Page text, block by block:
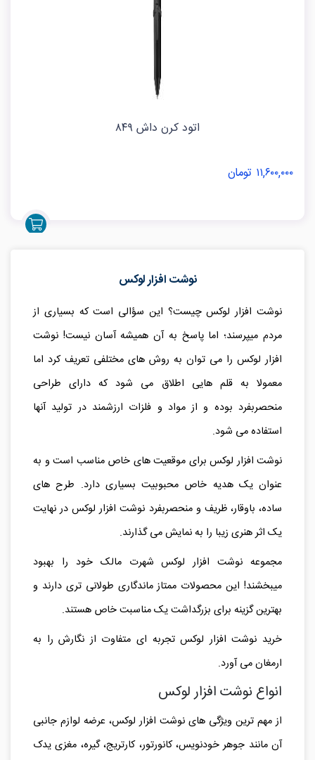
اتود کرن داش ۸۴۹
۱۱,۶۰۰,۰۰۰ تومان
نوشت افزار لوکس
نوشت افزار لوکس چیست؟ این سؤالی است که بسیاری از
مردم میپرسند؛ اما پاسخ به آن همیشه آسان نیست! نوشت
افزار لوکس را می توان به روش های مختلفی تعریف کرد اما
معمولا به قلم هایی اطلاق می شود که دارای طراحی
منحصربفرد بوده و از مواد و فلزات ارزشمند در تولید آنها
استفاده می شود.
نوشت افزار لوکس برای موقعیت های خاص مناسب است و به
عنوان یک هدیه خاص محبوبیت بسیاری دارد. طرح های
ساده، باوقار، ظریف و منحصربفرد نوشت افزار لوکس در نهایت
یک اثر هنری زیبا را به نمایش می گذارند.
مجموعه نوشت افزار لوکس شهرت مالک خود را بهبود
میبخشند! این محصولات ممتاز ماندگاری طولانی تری دارند و
بهترین گزینه برای بزرگداشت یک مناسبت خاص هستند.
خرید نوشت افزار لوکس تجربه ای متفاوت از نگارش را به
ارمغان می آورد.
انواع نوشت افزار لوکس
از مهم ترین ویژگی های نوشت افزار لوکس، عرضه لوازم جانبی
آن مانند جوهر خودنویس، کانورتور، کارتریج، گیره، مغزی یدک